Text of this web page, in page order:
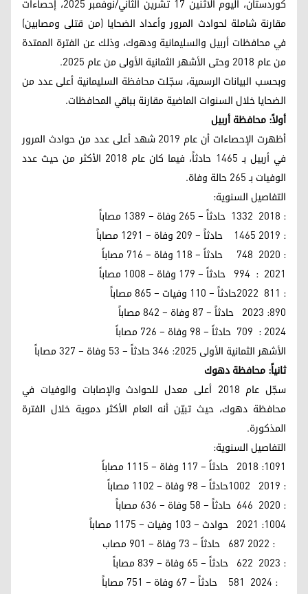
كوردستان، اليوم الاثنين 17 تشرين الثاني/نوفمبر 2025، إحصاءات
مقارنة شاملة لحوادث المرور وأعداد الضحايا (من قتلى ومصابين)
في محافظات أربيل والسليمانية ودهوك، وذلك عن الفترة الممتدة
من عام 2018 وحتى الأشهر الثمانية الأولى من عام 2025.
وبحسب البيانات الرسمية، سجّلت محافظة السليمانية أعلى عدد من
الضحايا خلال السنوات الماضية مقارنة بباقي المحافظات.
أولاً: محافظة أربيل
أظهرت الإحصاءات أن عام 2019 شهد أعلى عدد من حوادث المرور
في أربيل بـ 1465 حادثاً، فيما كان عام 2018 الأكثر من حيث عدد
الوفيات بـ 265 حالة وفاة.
التفاصيل السنوية:
: 2018 1332 حادثاً – 265 وفاة – 1389 مصاباً
: 2019 1465 حادثاً – 209 وفاة – 1291 مصاباً
: 2020 748 حادثاً – 118 وفاة – 716 مصاباً
2021 : 994 حادثاً – 179 وفاة – 1008 مصاباً
: 811 2022حادثاً – 110 وفيات – 865 مصاباً
890: 2023 حادثاً – 87 وفاة – 842 مصاباً
2024 : 709 حادثاً – 98 وفاة – 726 مصاباً
الأشهر الثمانية الأولى 2025: 346 حادثاً – 53 وفاة – 327 مصاباً
ثانياً: محافظة دهوك
سجّل عام 2018 أعلى معدل للحوادث والإصابات والوفيات في
محافظة دهوك، حيث تبيّن أنه العام الأكثر دموية خلال الفترة
المذكورة.
التفاصيل السنوية:
1091: 2018 حادثاً – 117 وفاة – 1115 مصاباً
: 2019 1002حادثاً – 98 وفاة – 1102 مصاباً
: 2020 646 حادثاً – 58 وفاة – 636 مصاباً
1004: 2021 حوادث – 103 وفيات – 1175 مصاباً
: 2022 687 حادثاً – 73 وفاة – 901 مصاب
: 2023 622 حادثاً – 65 وفاة – 839 مصاباً
: 2024 581 حادثاً – 67 وفاة – 751 مصاباً